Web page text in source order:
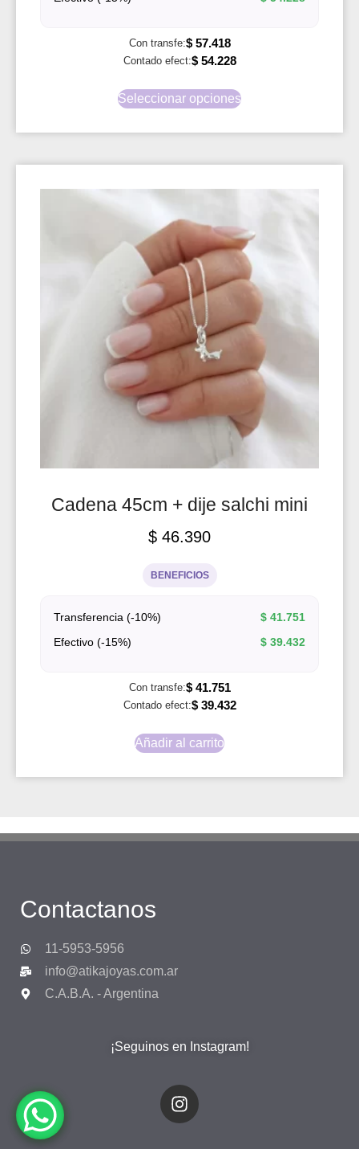
Con transfe:$57.418
Contado efect:$54.228
Seleccionar opciones
Cadena 45cm + dije salchi mini
$ 46.390
BENEFICIOS
Transferencia (-10%) $ 41.751
Efectivo (-15%)
$ 39.432
Con transfe:$41.751
Contado efect:$39.432
Añadir al carrito
Contactanos
11-5953-5956
info@atikajoyas.com.ar
C.A.B.A. - Argentina
¡Seguinos en Instagram!